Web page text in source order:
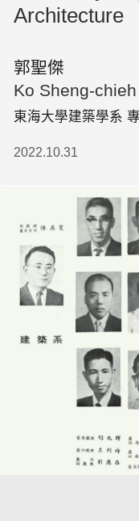
Architecture
郭聖傑
Ko Sheng-chieh
東海大學建築學系
2022.10.31